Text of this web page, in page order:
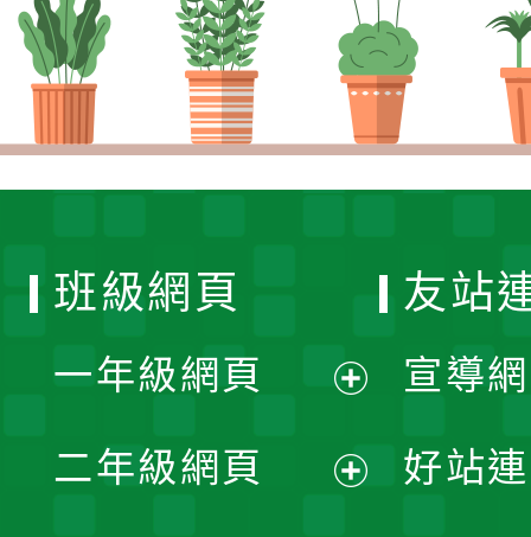
班級網頁
一年級網頁
開
二年級網頁
友站
宣導
好站